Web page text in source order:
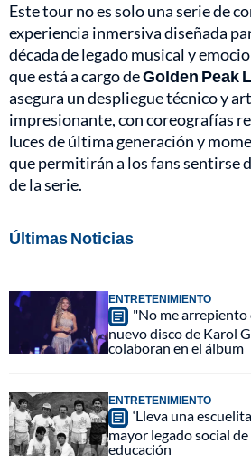
Este tour no es solo una serie de
experiencia inmersiva diseñada
década de legado musical y
que está a cargo deGolden Peak
asegura un despliegue técnico y
impresionante, con coreografías
luces de última generación y
que permitirán a los fans sentirse
de la serie.
Últimas Noticias
ENTRETENIMIENTO
"No me arrepiento
nuevo disco de Karol
colaboran en el álbum
ENTRETENIMIENTO
‘Lleva una
mayor legado social
educación